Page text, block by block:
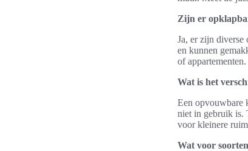
Zijn er
Ja, er zijn
en kunnen
of appartementen.
Wat is het
Een opvouwbare
niet in gebruik is.
voor kleinere
Wat voor